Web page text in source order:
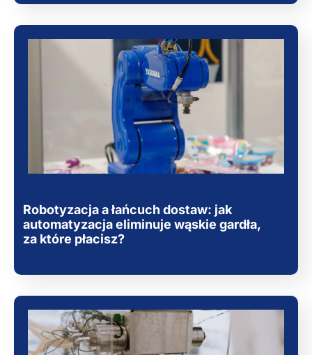
Robotyzacja a łańcuch dostaw: jak
automatyzacja eliminuje wąskie gardła,
za które płacisz?